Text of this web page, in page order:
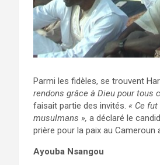
Parmi les fidèles, se trouvent
rendons grâce à Dieu pour tous
faisait partie des invités. « Ce
musulmans », a déclaré le
prière pour la paix au Cameroun
Ayouba Nsangou